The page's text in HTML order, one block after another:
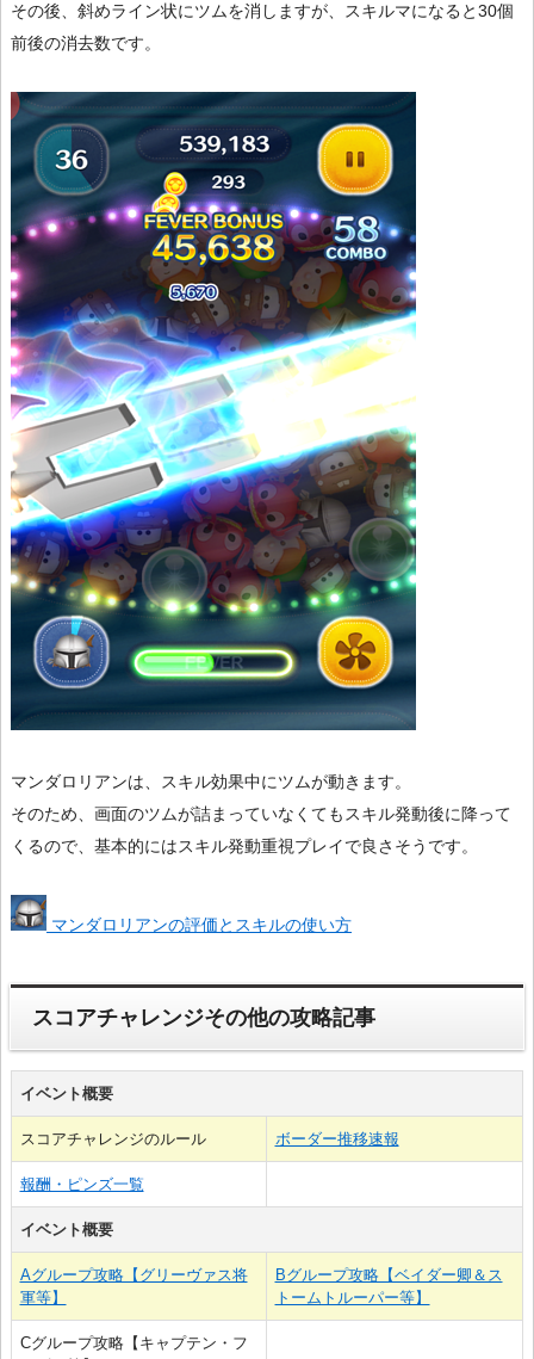
その後、斜めライン状にツムを消しますが、スキルマになると30個
前後の消去数です。
マンダロリアンは、スキル効果中にツムが動きます。
そのため、画面のツムが詰まっていなくてもスキル発動後に降って
くるので、基本的にはスキル発動重視プレイで良さそうです。
マンダロリアンの評価とスキルの使い方
スコアチャレンジその他の攻略記事
イベント概要
スコアチャレンジのルール ボーダー推移速報
報酬・ピンズ一覧
イベント概要
Aグループ攻略【グリーヴァス将
軍等】
Bグループ攻略【ベイダー卿＆ス
トームトルーパー等】
Cグループ攻略【キャプテン・フ